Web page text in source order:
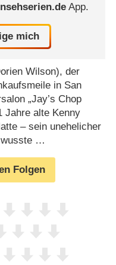
App.
mich
Wilson), der
in San
„Jay’s Chop
Jahre alte Kenny
– sein unehelicher
wusste …
Folgen